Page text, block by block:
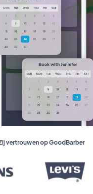
vertrouwen op GoodBarber